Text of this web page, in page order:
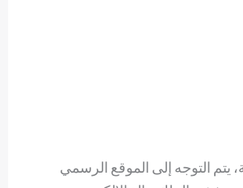
يتم التوجه إلى الموقع الرسمي